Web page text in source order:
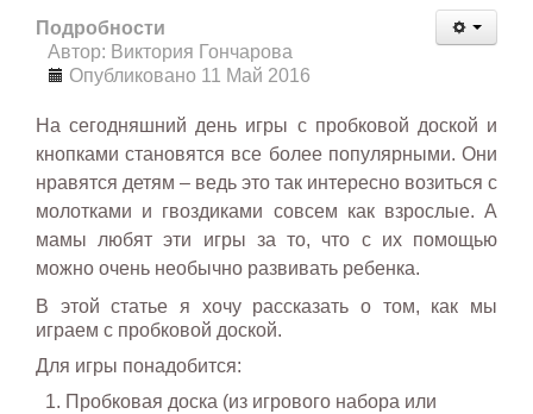
Подробности
Автор: Виктория Гончарова
Опубликовано 11 Май 2016
На сегодняшний день игры с пробковой доской и
кнопками становятся все более популярными. Они
нравятся детям – ведь это так интересно возиться с
молотками и гвоздиками совсем как взрослые. А
мамы любят эти игры за то, что с их помощью
можно очень необычно развивать ребенка.
В этой статье я хочу рассказать о том, как мы
играем с пробковой доской.
Для игры понадобится:
Пробковая доска (из игрового набора или